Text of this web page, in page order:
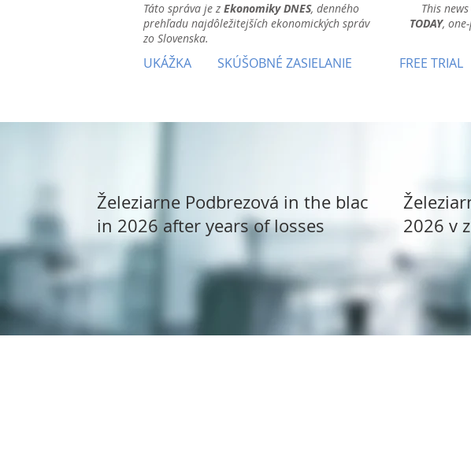
Táto správa je z Ekonomiky DNES, denného
prehľadu najdôležitejších ekonomických správ
zo Slovenska.
UKÁŽKA SKÚŠOBNÉ ZASIELANIE
This
TODAY,
FREE TRIAL
Železiarne Podbrezová in the black
in 2026 after years of losses
2026 v